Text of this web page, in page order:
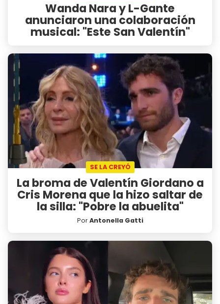
Wanda Nara y L-Gante
anunciaron una colaboración
musical: "Este San Valentín"
SE LA CREYÓ
La broma de Valentín Giordano a
Cris Morena que la hizo saltar de
la silla: "Pobre la abuelita"
PorAntonella Gatti